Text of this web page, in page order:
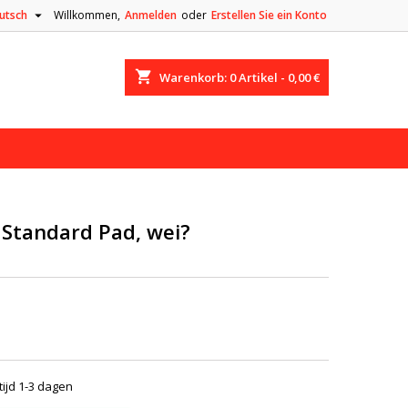
Willkommen, Anmelden oder Erstellen Sie ein Konto

shopping_cart Warenkorb: 0Artikel - 0,00 €
Pad, wei?
1-3 dagen